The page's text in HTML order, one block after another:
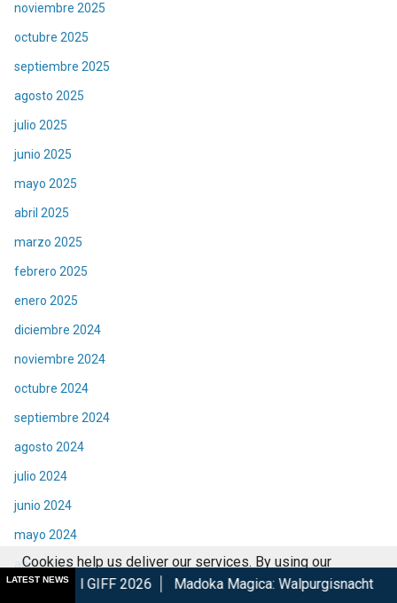
noviembre 2025
octubre 2025
septiembre 2025
agosto 2025
julio 2025
junio 2025
mayo 2025
abril 2025
marzo 2025
febrero 2025
enero 2025
diciembre 2024
noviembre 2024
octubre 2024
septiembre 2024
agosto 2024
julio 2024
junio 2024
mayo 2024
abril 2024
marzo 2024
LATEST NEWS
2026 Madoka Magica: Walpurgisnacht Rising confirma su
Cookies help us deliver our services. By using our
services, you agree to our use of cookies.
Got it